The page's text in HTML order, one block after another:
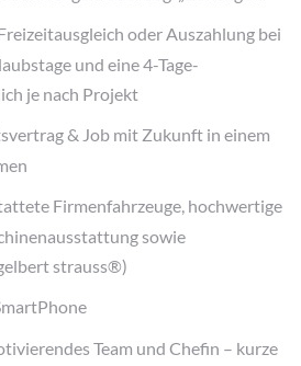
oder Auszahlung bei
und eine 4-Tage-
je nach Projekt
& Job mit Zukunft in einem
Firmenfahrzeuge, hochwertige
sowie
strauss®)
Team und Chefin – kurze